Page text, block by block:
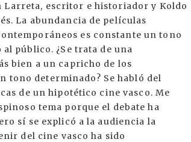
Larreta, escritor e historiador y Koldo
La abundancia de películas
es constante un tono
público. ¿Se trata de una
bien a un capricho de los
tono determinado? Se habló del
de un hipotético cine vasco. Me
tema porque el debate ha
sí se explicó a la audiencia la
del cine vasco ha sido